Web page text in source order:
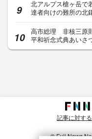
北アルプス槍ヶ岳
達者向けの難所の北
高市総理 非核三原
平和祈念式典あいさ
記事に対す
© Fuji News